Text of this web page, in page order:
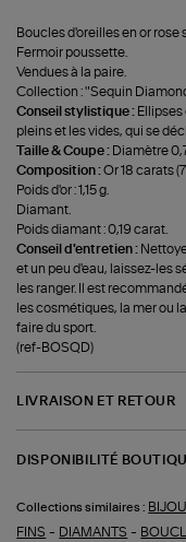
Boucles d'oreilles en or rose
Fermoir poussette.
Vendues à la paire.
Collection : "Sequin
Conseil stylistique :
pleins et les vides, qui se
Taille & Coupe : Diamètre
Composition :Or 18 carats
Poids d'or : 1,15 g.
Diamant.
Poids diamant : 0,19 carat.
Conseil d'entretien :
et un peu d'eau, laissez-les
les ranger. Il est
les cosmétiques, la mer ou
faire du sport.
(ref-BOSQD)
LIVRAISON ET RETOUR
DISPONIBILITÉ
Collections similaires :
FINS - DIAMANTS -